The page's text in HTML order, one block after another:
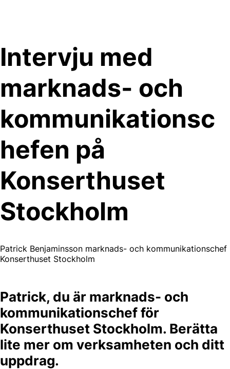
Intervju med
marknads- och
kommunikationsc
hefen på
Konserthuset
Stockholm
Patrick Benjaminsson marknads- och kommunikationschef
Konserthuset Stockholm
Patrick, du är marknads- och
kommunikationschef för
Konserthuset Stockholm. Berätta
lite mer om verksamheten och ditt
uppdrag.